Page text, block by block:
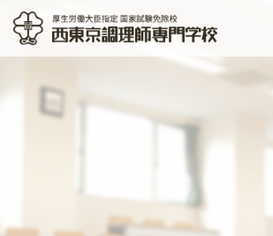
働大臣指定国家試験免除校